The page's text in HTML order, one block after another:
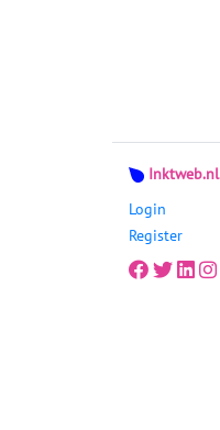
Inktweb.nl
Login
Register